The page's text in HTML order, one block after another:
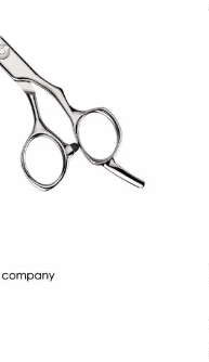
Haarscheren